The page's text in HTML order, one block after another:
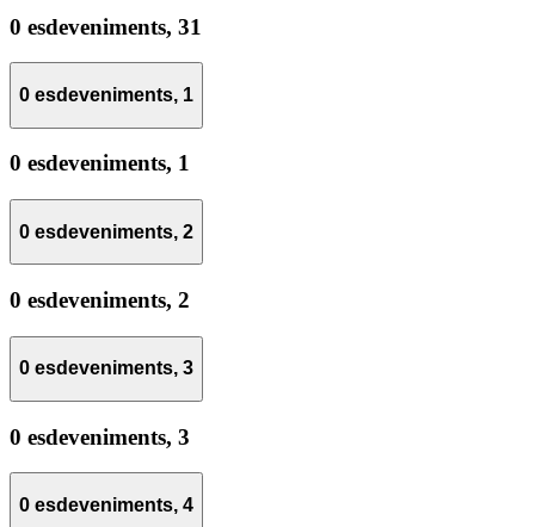
0 esdeveniments, 31
0 esdeveniments, 1
0 esdeveniments, 1
0 esdeveniments, 2
0 esdeveniments, 2
0 esdeveniments, 3
0 esdeveniments, 3
0 esdeveniments, 4